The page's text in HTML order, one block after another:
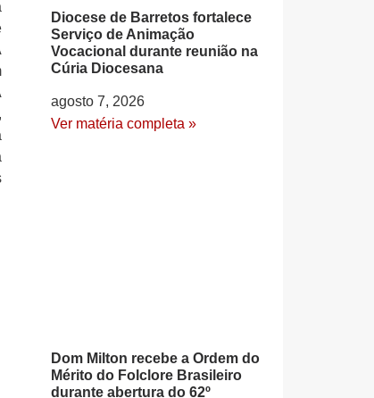
Diocese de Barretos fortalece
Serviço de Animação
Vocacional durante reunião na
Cúria Diocesana
agosto 7, 2026
Ver matéria completa »
Dom Milton recebe a Ordem do
Mérito do Folclore Brasileiro
durante abertura do 62º